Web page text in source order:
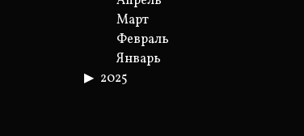
Март
Февраль
Январь
2025